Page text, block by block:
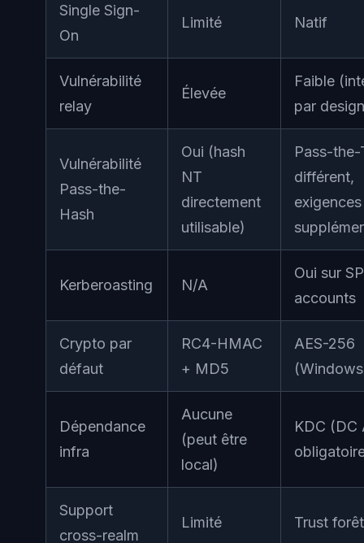
Single Sign-
On
Limité Natif
Vulnérabilité
relay
Élevée
Faible
par
Vulnérabilité
Pass-the-
Hash
Oui (hash
NT
directement
utilisable)
Pass-
différent,
exigences
Kerberoasting N/A
Oui sur
accounts
Crypto par
défaut
RC4-HMAC
+ MD5
AES-256
Dépendance
infra
Aucune
(peut être
local)
KDC (DC
Support
cross-realm
Limité Trust